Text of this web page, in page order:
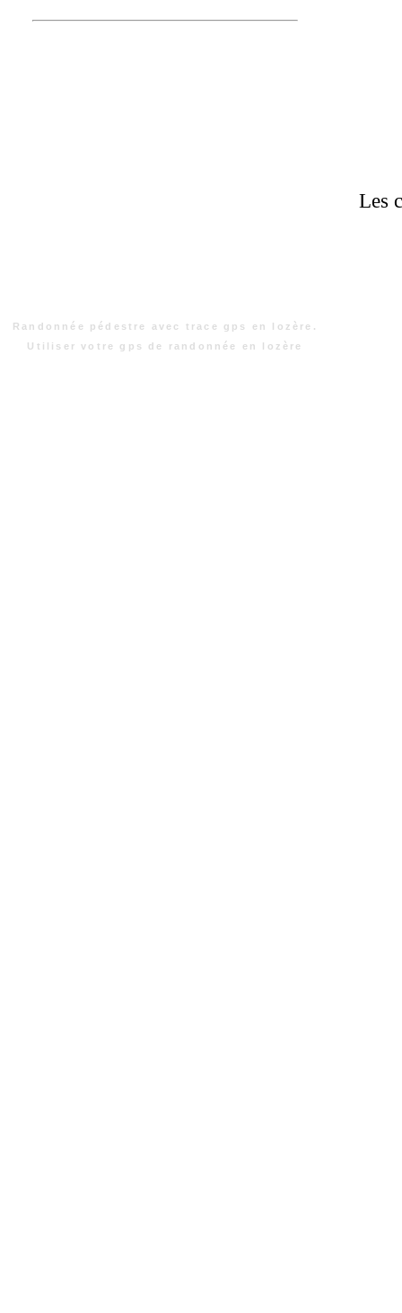
Randonnée pédestre avec trace gps en lozère.
Utiliser votre gps de randonnée en lozère
Les